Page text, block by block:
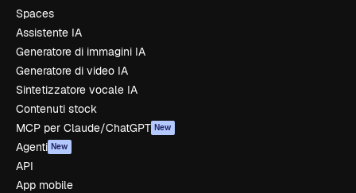
Spaces
Assistente IA
Generatore di immagini IA
Generatore di video IA
Sintetizzatore vocale IA
Contenuti stock
MCP per Claude/ChatGPT New
Agenti New
API
App mobile